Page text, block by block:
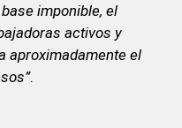
imponible, el
activos y
aproximadamente el
.